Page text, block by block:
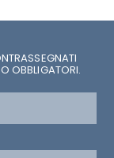
OBBLIGATORI.